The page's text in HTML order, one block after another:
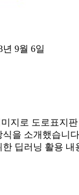
년 9월 6일
지로 도로표지
을 소개했습니
딥러닝 활용 내